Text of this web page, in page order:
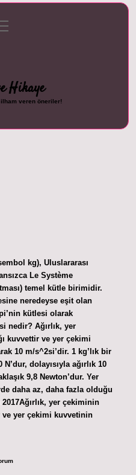
Hikaye
veren öneriler!
kg), Uluslararası
Le Système
temel kütle birimidir.
neredeyse eşit olan
kütlesi olarak
nedir? Ağırlık, yer
kuvvettir ve yer çekimi
10 m/s^2si’dir. 1 kg’lık bir
dolayısıyla ağırlık 10
9,8 Newton’dur. Yer
daha az, daha fazla olduğu
yer çekiminin
ve yer çekimi kuvvetinin